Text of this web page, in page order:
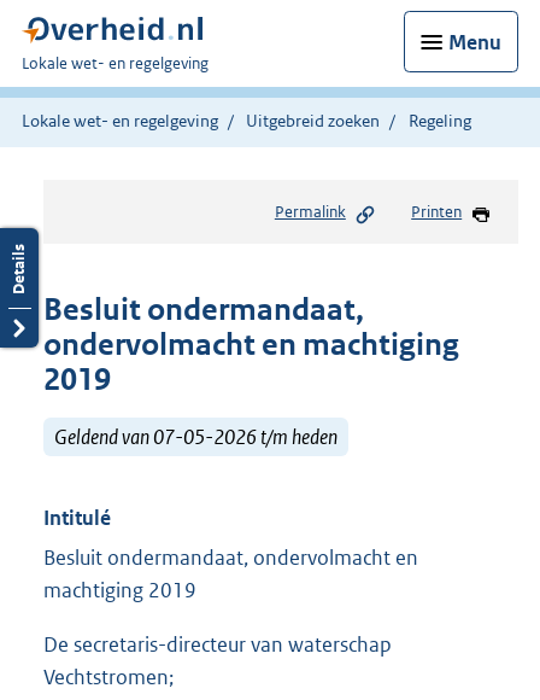
Menu
U
bent
hier:
Lokale wet- en regelgeving
Lokale wet- en regelgeving Uitgebreid zoeken Regeling
Permalink Printen
Besluit ondermandaat,
ondervolmacht en machtiging
2019
Geldend van 07-05-2026 t/m heden
Intitulé
Besluit ondermandaat, ondervolmacht en
machtiging 2019
De secretaris-directeur van waterschap
Vechtstromen;